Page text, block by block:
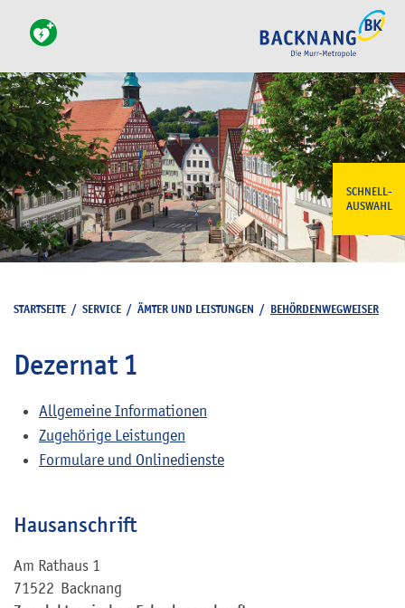
SCHNELL-
AUSWAHL
STARTSEITE / SERVICE / ÄMTER UND LEISTUNGEN / BEHÖRDENWEGWEISER
Dezernat 1
Allgemeine Informationen
Zugehörige Leistungen
Formulare und Onlinedienste
Hausanschrift
Am Rathaus 1
71522 Backnang